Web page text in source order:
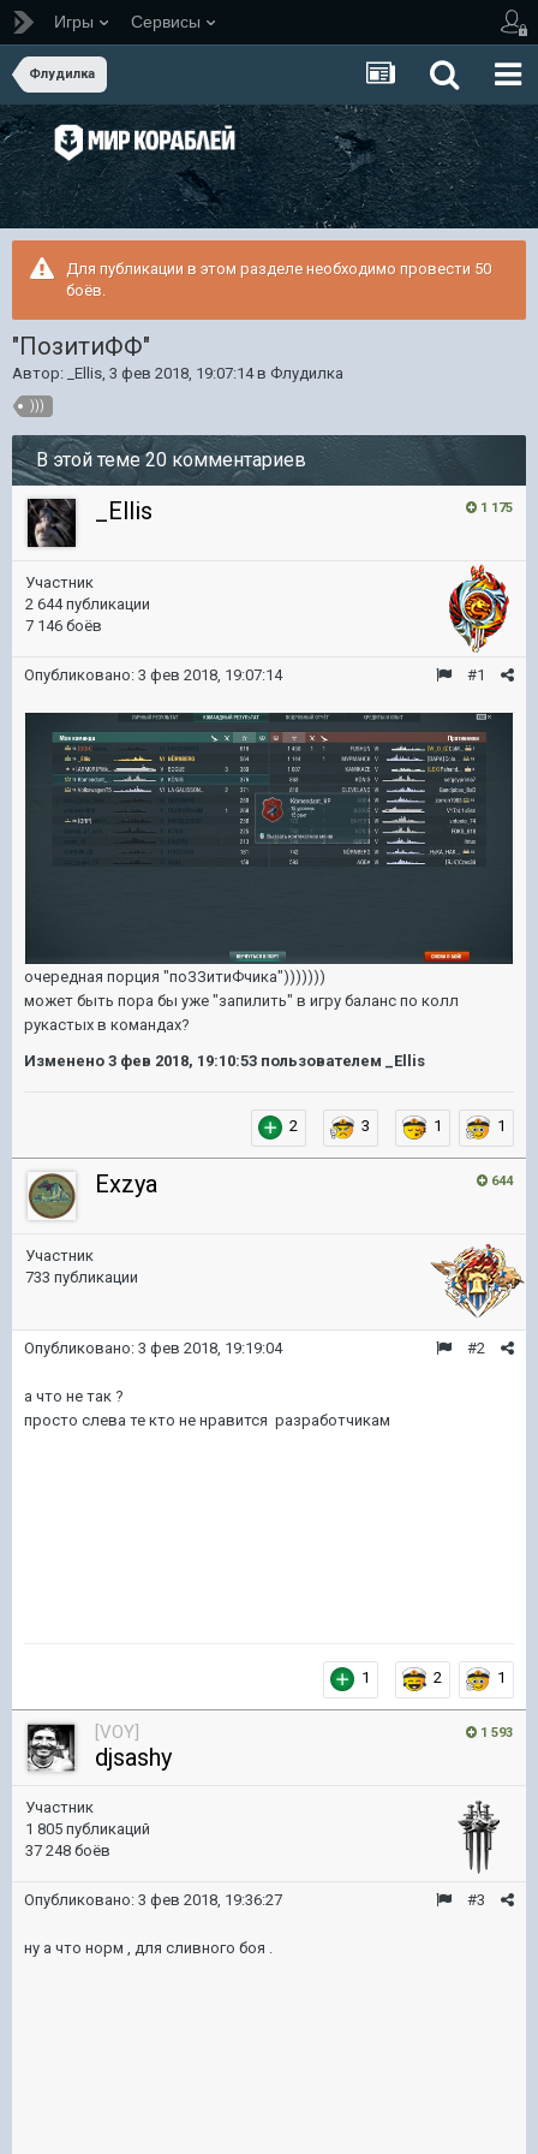
Игры Сервисы
Флудилка
Для публикации в этом разделе необходимо провести 50
боёв.
"ПозитиФФ"
Автор: _Ellis, 3 фев 2018, 19:07:14в Флудилка
)))
В этой теме 20 комментариев
1 175
_Ellis
Участник
2 644 публикации
7 146 боёв
#1
Опубликовано: 3 фев 2018, 19:07:14
очередная порция "поЗЗитиФчика")))))))
может быть пора бы уже "запилить" в игру баланс по колл
рукастых в командах?
Изменено 3 фев 2018, 19:10:53 пользователем _Ellis
2 3 1 1
644
Exzya
Участник
733 публикации
#2
Опубликовано: 3 фев 2018, 19:19:04
а что не так ?
просто слева те кто не нравится разработчикам
1 2 1
1 593
[VOY]
djsashy
Участник
1 805 публикаций
37 248 боёв
#3
Опубликовано: 3 фев 2018, 19:36:27
ну а что норм , для сливного боя .